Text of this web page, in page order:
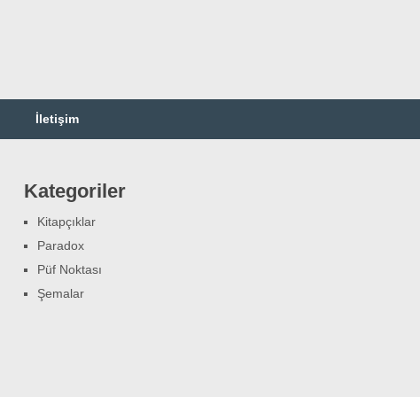
İletişim
Kategoriler
Kitapçıklar
Paradox
Püf Noktası
Şemalar